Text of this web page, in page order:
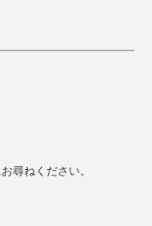
くなり、デスクが低
トですが、それが叶
尋ねください。